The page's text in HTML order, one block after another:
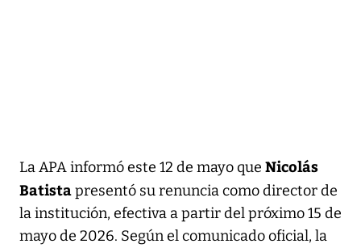
La APA informó este 12 de mayo que Nicolás
Batistapresentó su renuncia como director de
la institución, efectiva a partir del próximo 15 de
mayo de 2026. Según el comunicado oficial, la